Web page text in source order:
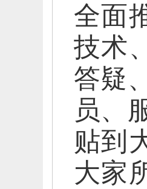
全面
技术
答疑
员、
贴到
大家